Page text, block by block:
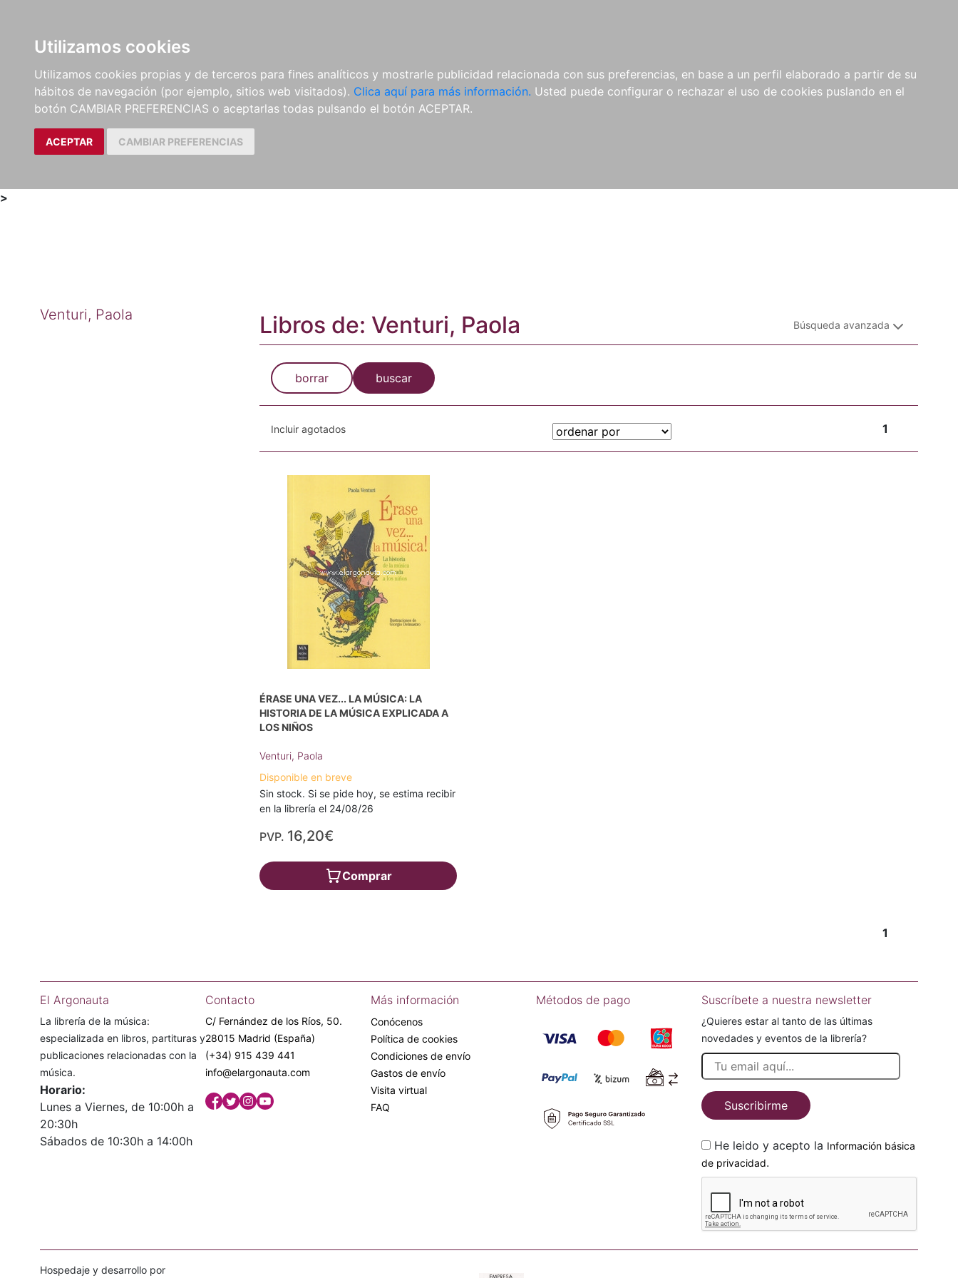
Utilizamos cookies
Utilizamos cookies propias y de terceros para fines analíticos y mostrarle publicidad relacionada con sus preferencias, en base a un perfil elaborado a partir de su
hábitos de navegación (por ejemplo, sitios web visitados). Clica aquí para más información. Usted puede configurar o rechazar el uso de cookies puslando en el
botón CAMBIAR PREFERENCIAS o aceptarlas todas pulsando el botón ACEPTAR.
ACEPTAR CAMBIAR PREFERENCIAS
LIBROS
MÉTODOS Y
EJERCICIOS
PARTITURAS Y EDICIONES
CRÍTICAS
REVISTAS
CDS Y
DVDS
MATERIAL
COMPLEMENTARIO
NOVEDADES NOTICIAS
COMPRAS
INSTITUCIONALES
>
Venturi, Paola Libros de: Venturi, Paola Búsqueda avanzada
borrar buscar
Incluir agotados 1
ÉRASE UNA VEZ... LA MÚSICA: LA
HISTORIA DE LA MÚSICA EXPLICADA A
LOS NIÑOS
Venturi, Paola
Disponible en breve
Sin stock. Si se pide hoy, se estima recibir
en la librería el 24/08/26
PVP. 16,20€
Comprar
1
El Argonauta
La librería de la música:
especializada en libros, partituras y
publicaciones relacionadas con la
música.
Horario:
Lunes a Viernes, de 10:00h a
20:30h
Sábados de 10:30h a 14:00h
Contacto
C/ Fernández de los Ríos, 50.
28015 Madrid (España)
(+34) 915 439 441
info@elargonauta.com
Más información
Conócenos
Política de cookies
Condiciones de envío
Gastos de envío
Visita virtual
FAQ
Métodos de pago Suscríbete a nuestra newsletter
¿Quieres estar al tanto de las últimas
novedades y eventos de la librería?
Suscribirme
He leido y acepto la Información básica
de privacidad.
Hospedaje y desarrollo por